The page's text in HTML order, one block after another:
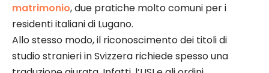
matrimonio, due pratiche molto comuni per i
residenti italiani di Lugano.
Allo stesso modo, il riconoscimento dei titoli di
studio stranieri in Svizzera richiede spesso una